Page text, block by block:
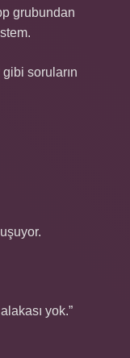
grubundan
soruların
yok.”